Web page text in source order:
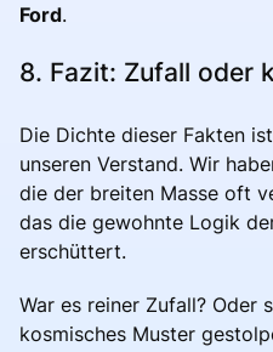
Ford.
8. Fazit: Zufall oder
Die Dichte dieser Fakten
unseren Verstand. Wir
die der breiten Masse oft
das die gewohnte Logik
erschüttert.
War es reiner Zufall? Oder
kosmisches Muster